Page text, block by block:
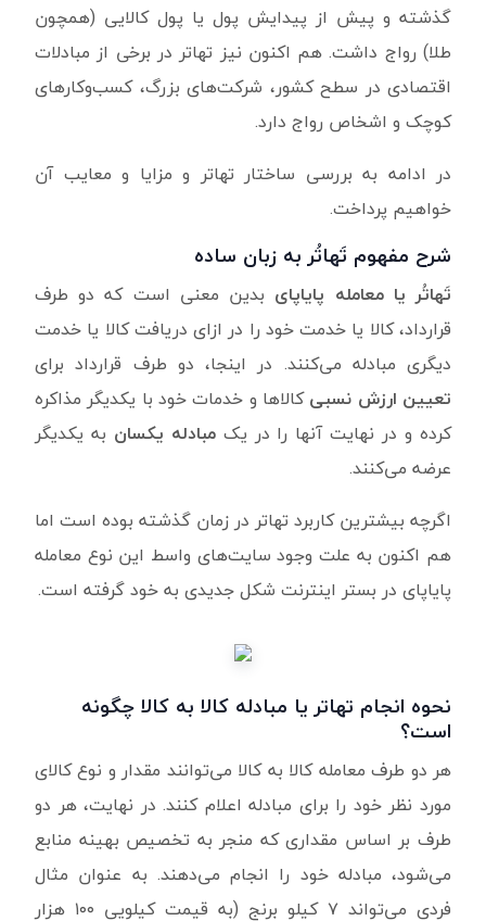
گذشته و پیش از پیدایش پول یا پول کالایی (همچون
طلا) رواج داشت. هم اکنون نیز تهاتر در برخی از مبادلات
اقتصادی در سطح کشور، شرکت‌های بزرگ، کسب‌وکارهای
کوچک و اشخاص رواج دارد.
در ادامه به بررسی ساختار تهاتر و مزایا و معایب آن
خواهیم پرداخت.
شرح مفهوم تَهاتُر به زبان ساده
تَهاتُر یا معامله پایاپای بدین معنی است که دو طرف
قرارداد، کالا یا خدمت خود را در ازای دریافت کالا یا خدمت
دیگری مبادله می‌کنند. در اینجا، دو طرف قرارداد برای
تعیین ارزش نسبیکالاها و خدمات خود با یکدیگر مذاکره
کرده و در نهایت آنها را در یکمبادله یکسان به یکدیگر
عرضه می‌کنند.
اگرچه بیشترین کاربرد تهاتر در زمان گذشته بوده است اما
هم اکنون به علت وجود سایت‌های واسط این نوع معامله
پایاپای در بستر اینترنت شکل جدیدی به خود گرفته است.
نحوه انجام تهاتر یا مبادله کالا به کالا چگونه
است؟
هر دو طرف معامله کالا به کالا می‌توانند مقدار و نوع کالای
مورد نظر خود را برای مبادله اعلام کنند. در نهایت، هر دو
طرف بر اساس مقداری که منجر به تخصیص بهینه منابع
می‌شود، مبادله خود را انجام می‌دهند. به عنوان مثال
فردی می‌تواند ۷ کیلو برنج (به قیمت کیلویی ۱۰۰ هزار